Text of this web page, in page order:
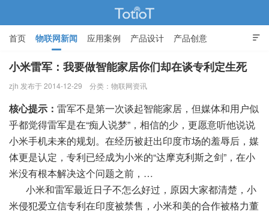

首页 物联网新闻 应用案例 产品设计 产品创意
智能家居
小米雷军：我要做智能家居你们却在谈专利定生死
zjh 发布于 2014-12-29 分类： 物联网资讯
核心提示： 雷军不是第一次谈起智能家居，但媒体和用户似
乎都觉得雷军是在“痴人说梦”，相信的少，更愿意听他说说
小米手机未来的规划。在经历被赶出印度市场的羞辱后，媒
体更是认定，专利已经成为小米的“达摩克利斯之剑”，在小
米没有根本解决这个问题之前，…
小米和雷军最近日子不怎么好过，原因大家都清楚，小
米侵犯爱立信专利在印度被禁售，小米和美的合作被格力董